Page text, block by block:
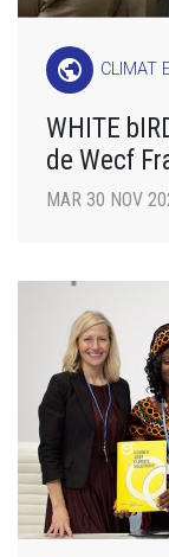
public CLIMAT
WHITE
de Wecf
MAR 30 NOV